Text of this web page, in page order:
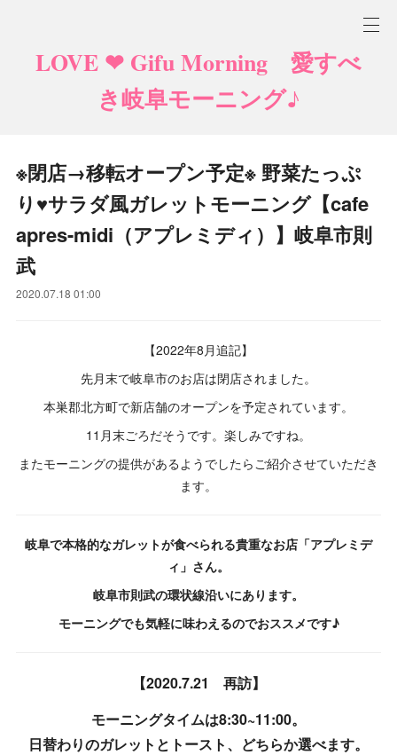
LOVE ❤ Gifu Morning 愛すべ
き岐阜モーニング♪
※閉店→移転オープン予定※ 野菜たっぷ
り♥サラダ風ガレットモーニング【cafe
apres-midi（アプレミディ）】岐阜市則
武
2020.07.18 01:00
【2022年8月追記】
先月末で岐阜市のお店は閉店されました。
本巣郡北方町で新店舗のオープンを予定されています。
11月末ごろだそうです。楽しみですね。
またモーニングの提供があるようでしたらご紹介させていただき
ます。
岐阜で本格的なガレットが食べられる貴重なお店「アプレミデ
ィ」さん。
岐阜市則武の環状線沿いにあります。
モーニングでも気軽に味わえるのでおススメです♪
【2020.7.21 再訪】
モーニングタイムは8:30~11:00。
日替わりのガレットとトースト、どちらか選べます。